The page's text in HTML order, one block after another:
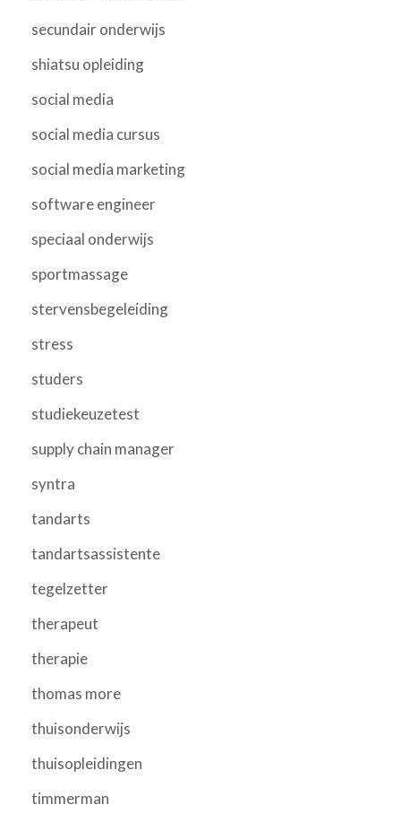
secundair onderwijs
shiatsu opleiding
social media
social media cursus
social media marketing
software engineer
speciaal onderwijs
sportmassage
stervensbegeleiding
stress
studers
studiekeuzetest
supply chain manager
syntra
tandarts
tandartsassistente
tegelzetter
therapeut
therapie
thomas more
thuisonderwijs
thuisopleidingen
timmerman